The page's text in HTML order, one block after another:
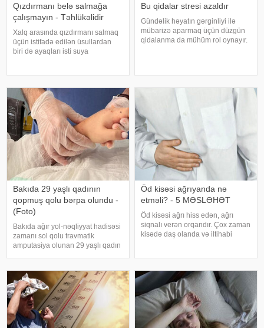
Qızdırmanı belə salmağa
çalışmayın - Təhlükəlidir
Xalq arasında qızdırmanı salmaq
üçün istifadə edilən üsullardan
biri də ayaqları isti suya
ağırlaşdıra bilər. xəbər verir ki,
yüksə
Bu qidalar stresi azaldır
Gündəlik həyatın gərginliyi ilə
mübarizə aparmaq üçün düzgün
qidalanma da mühüm rol oynayır.
təsirlərini azaltmağa kömək edə
bilər
Bakıda 29 yaşlı qadının
qopmuş qolu bərpa olundu -
(Foto)
Bakıda ağır yol-nəqliyyat hadisəsi
zamanı sol qolu travmatik
amputasiya olunan 29 yaşlı qadın
zərərçəkən Səhiyyə Nazirliyi
Akademik M.A.Topçubaşov adına
Elmi Cərrahiyy
Öd kisəsi ağrıyanda nə
etməli? - 5 MƏSLƏHƏT
Öd kisəsi ağrı hiss edən, ağrı
siqnalı verən orqandır. Çox zaman
kisədə daş olanda və iltihabi
bu zaman hətta ağrıkəsic